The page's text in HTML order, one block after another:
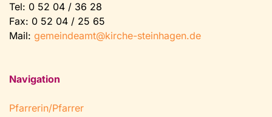
Tel: 0 52 04 / 36 28
Fax: 0 52 04 / 25 65
Mail: gemeindeamt@kirche-steinhagen.de
Navigation
Pfarrerin/Pfarrer